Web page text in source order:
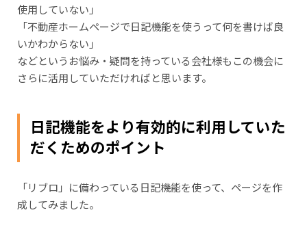
使用していない」
「不動産ホームページで日記機能を使うって何を書けば良
いかわからない」
などというお悩み・疑問を持っている会社様もこの機会に
さらに活用していただければと思います。
日記機能をより有効的に利用していた
だくためのポイント
「リブロ」に備わっている日記機能を使って、ページを作
成してみました。